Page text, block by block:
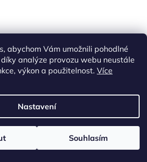
abychom Vám umožnili pohodlné
analýze provozu webu neustále
výkon a použitelnost. Více
Nastavení
Souhlasím
výdejních míst po celé ČR
Vytvořil Shoptet
. Všechna práva vyhrazena.Upravit